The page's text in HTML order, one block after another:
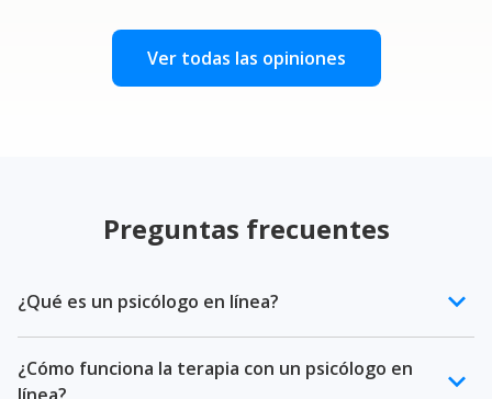
Ver todas las opiniones
Preguntas frecuentes
¿Qué es un psicólogo en línea? keyboard_arrow_down
mental certificado que ofrece terapia psicológica a
¿Cómo funciona la terapia con un psicólogo en
keyboard_arrow_down